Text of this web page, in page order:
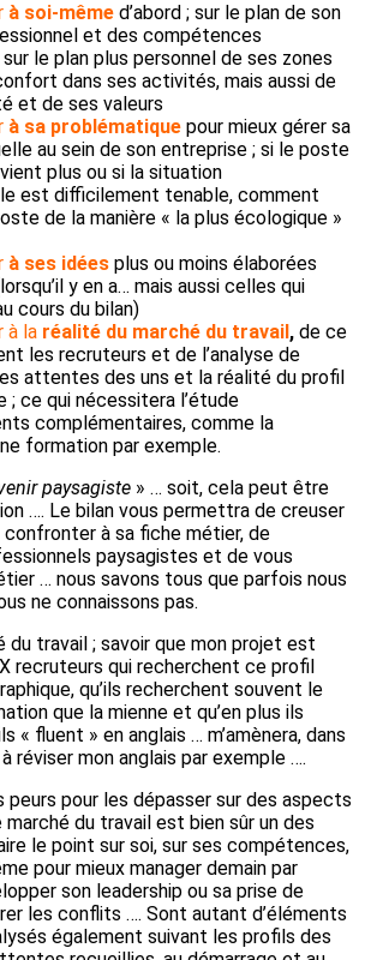
à soi-même d’abord ; sur le plan de son
et des compétences
le plan plus personnel de ses zones
dans ses activités, mais aussi de
et de ses valeurs
à sa problématique pour mieux gérer sa
au sein de son entreprise ; si le poste
plus ou si la situation
est difficilement tenable, comment
de la manière « la plus écologique »
à ses idées plus ou moins élaborées
y en a… mais aussi celles qui
cours du bilan)
à la réalité du marché du travail , de ce
les recruteurs et de l’analyse de
attentes des uns et la réalité du profil
; ce qui nécessitera l’étude
complémentaires, comme la
formation par exemple.
paysagiste » … soit, cela peut être
…. Le bilan vous permettra de creuser
à sa fiche métier, de
paysagistes et de vous
… nous savons tous que parfois nous
ne connaissons pas.
du travail ; savoir que mon projet est
recruteurs qui recherchent ce profil
qu’ils recherchent souvent le
que la mienne et qu’en plus ils
« fluent » en anglais … m’amènera, dans
réviser mon anglais par exemple ….
pour les dépasser sur des aspects
du travail est bien sûr un des
le point sur soi, sur ses compétences,
pour mieux manager demain par
son leadership ou sa prise de
les conflits …. Sont autant d’éléments
également suivant les profils des